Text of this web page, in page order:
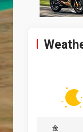
金